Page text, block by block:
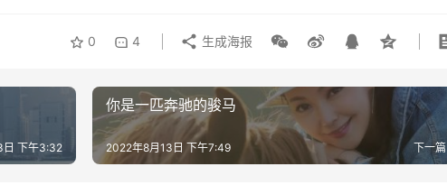
0 4 生成海报
日 下午3:32
你是一匹奔驰的骏马
下一篇
2022年8月13日 下午7:49